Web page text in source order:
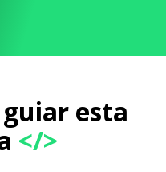
esta
</>